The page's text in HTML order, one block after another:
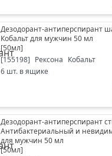
Дезодорант-антиперспирант
Кобальт для мужчин 50 мл
[50мл]
[155198] Рексона Кобальт
6 шт. в ящике
Дезодорант-антиперспирант
Антибактериальный и
для мужчин 50 мл
[50мл]